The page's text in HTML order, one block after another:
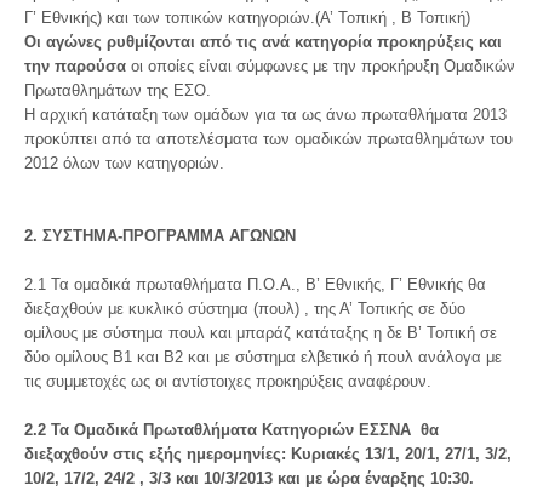
Γ’ Εθνικής) και των τοπικών κατηγοριών.(Α’ Τοπική , Β Τοπική)
Οι αγώνες ρυθμίζονται από τις ανά κατηγορία προκηρύξεις και
την παρούσα οι οποίες είναι σύμφωνες με την προκήρυξη Ομαδικών
Πρωταθλημάτων της ΕΣΟ.
Η αρχική κατάταξη των ομάδων για τα ως άνω πρωταθλήματα 2013
προκύπτει από τα αποτελέσματα των ομαδικών πρωταθλημάτων του
2012 όλων των κατηγοριών.
2. ΣΥΣΤΗΜΑ-ΠΡΟΓΡΑΜΜΑ ΑΓΩΝΩΝ
2.1 Τα ομαδικά πρωταθλήματα Π.Ο.Α., Β’ Εθνικής, Γ’ Εθνικής θα
διεξαχθούν με κυκλικό σύστημα (πουλ) , της Α’ Τοπικής σε δύο
ομίλους με σύστημα πουλ και μπαράζ κατάταξης η δε Β’ Τοπική σε
δύο ομίλους Β1 και Β2 και με σύστημα ελβετικό ή πουλ ανάλογα με
τις συμμετοχές ως οι αντίστοιχες προκηρύξεις αναφέρουν.
2.2 Τα Ομαδικά Πρωταθλήματα Κατηγοριών ΕΣΣΝΑ θα
διεξαχθούν στις εξής ημερομηνίες: Κυριακές 13/1, 20/1, 27/1, 3/2,
10/2, 17/2, 24/2 , 3/3 και 10/3/2013 και με ώρα έναρξης 10:30.